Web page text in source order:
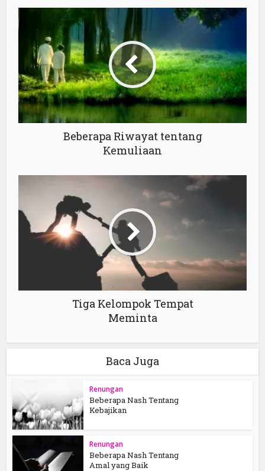
Beberapa Riwayat tentang
Kemuliaan
Tiga Kelompok Tempat
Meminta
Baca Juga
Renungan
Beberapa Nash Tentang
Kebajikan
Renungan
Beberapa Nash Tentang
Amal yang Baik